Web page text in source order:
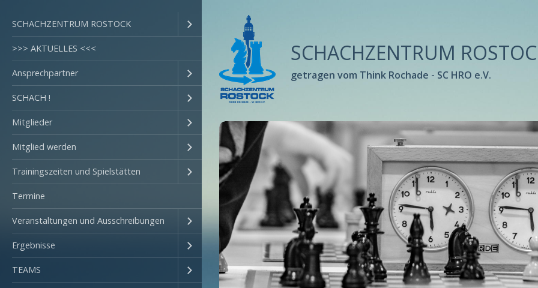
SCHACHZENTRUM ROSTOCK
>>> AKTUELLES <<<
Ansprechpartner
SCHACH !
Mitglieder
Mitglied werden
Trainingszeiten und Spielstätten
Termine
Veranstaltungen und Ausschreibungen
Ergebnisse
TEAMS
SCHACHZENTRUM
getragen vom Think Rochade - SC HRO e.V.